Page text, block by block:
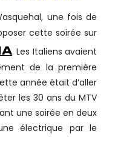
une fois de
cette soirée sur
. Les Italiens avaient
de la première
année était d’aller
les 30 ans du MTV
une soirée en deux
électrique par le